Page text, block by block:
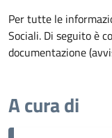
Per tutte le
Sociali. Di seguito è
documentazione
A cura di